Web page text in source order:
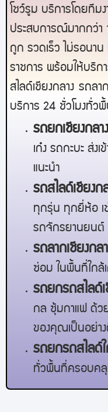
โชว์รูม บริการโดยทีม
ประสบการณ์มากกว่า
ถูก รวดเร็ว ไม่รอนา
ราชการ พร้อมให้บริก
สไลด์เชียงกลาง รถลาก
บริการ 24 ชั่วโมงทั่ว
รถยกเชียงกลา
เก๋ง รถกะบะ ส่ง
แนะนำ
รถสไลด์ เชียงก
ทุกรุ่น ทุกยี่ห้อ เ
รถจักรยานยนต์
รถลาก เชียงกล
ซ่อม ในพื้นที่ใกล้
รถยกรถสไลด์
กล ซุ้มกาแฟ ด้ว
ของคุณเป็นอย่า
รถยกรถสไลด์
ทั่วพื้นที่ครอบคลุ